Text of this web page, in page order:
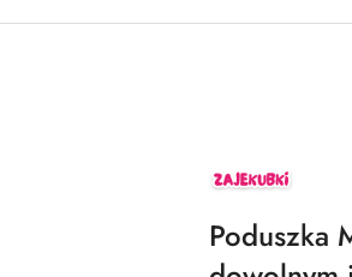
ZAJEKUBKI
Poduszka